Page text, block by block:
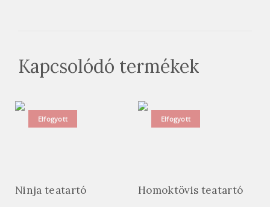
Kapcsolódó termékek
Elfogyott
Ninja teatartó
Elfogyott
Homoktövis teatartó